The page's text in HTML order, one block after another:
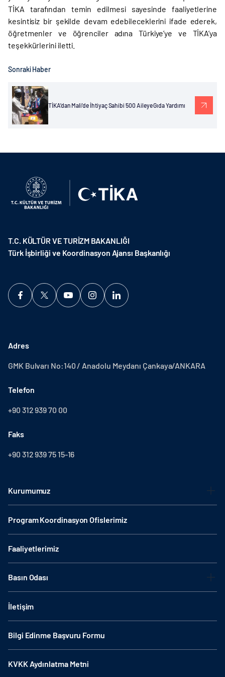
TİKA tarafından temin edilmesi sayesinde faaliyetlerine
kesintisiz bir şekilde devam edebileceklerini ifade ederek,
öğretmenler ve öğrenciler adına Türkiye’ye ve TİKA’ya
teşekkürlerini iletti.
Sonraki Haber
TİKA’dan Mali’de İhtiyaç Sahibi 500 Aileye Gıda Yardımı
T.C. KÜLTÜR VE TURİZM BAKANLIĞI
Türk İşbirliği ve Koordinasyon Ajansı Başkanlığı
Adres
GMK Bulvarı No:140 / Anadolu Meydanı Çankaya/ANKARA
Telefon
+90 312 939 70 00
Faks
+90 312 939 75 15-16
Kurumumuz
Program Koordinasyon Ofislerimiz
Faaliyetlerimiz
Basın Odası
İletişim
Bilgi Edinme Başvuru Formu
KVKK Aydınlatma Metni